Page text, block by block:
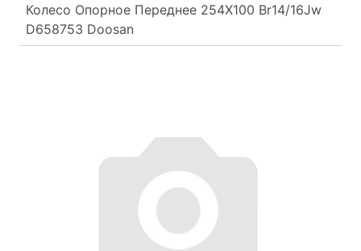
Колесо Опорное Переднее 254Х100 Br14/16Jw
D658753 Doosan